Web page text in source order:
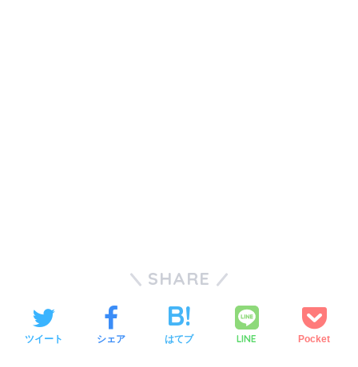
SHARE
ツイート シェア はてブ LINE Pocket